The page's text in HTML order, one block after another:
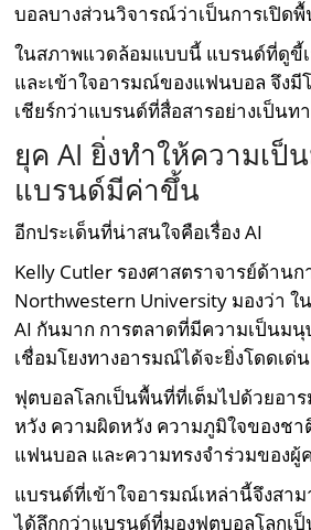
บอลบางส่วนวิจารณ์ว่าเป็นการเปิด
ในสภาพแวดล้อมแบบนี้ แบรนด์ที่ดูขี้
และเข้าใจอารมณ์ของแฟนบอล จึงมี
เชียร์กว่าแบรนด์ที่สื่อสารอย่างเป็นท
ยุค AI ยิ่งทำให้ความเป็
แบรนด์มีค่าขึ้น
อีกประเด็นที่น่าสนใจคือเรื่อง AI
Kelly Cutler รองศาสตราจารย์ด้าน
Northwestern University มองว่า ใ
AI กันมาก การตลาดที่มีความเป็นมนุ
เชื่อมโยงทางอารมณ์ได้จะยิ่งโดดเด่น
ฟุตบอลโลกเป็นพื้นที่ที่เต็มไปด้วยอา
หวัง ความผิดหวัง ความภูมิใจของช
แฟนบอล และความทรงจำร่วมของ
แบรนด์ที่เข้าใจอารมณ์เหล่านี้จึงสาม
ได้ลึกกว่าแบรนด์ที่มองฟุตบอลโลกเ